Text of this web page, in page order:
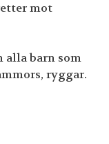
mot
alla barn som
ryggar.